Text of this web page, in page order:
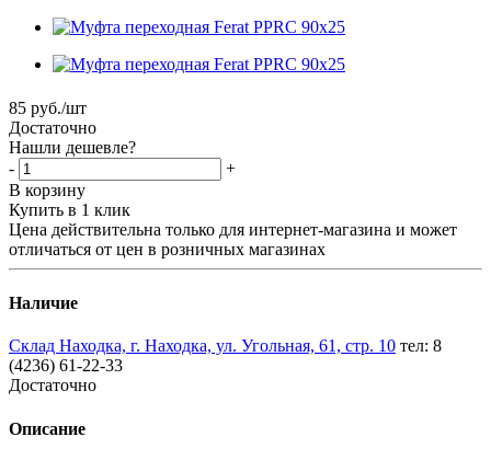
85 руб./шт
Достаточно
Нашли дешевле?
-
+
В корзину
Купить в 1 клик
Цена действительна только для интернет-магазина и может
отличаться от цен в розничных магазинах
Наличие
Склад Находка, г. Находка, ул. Угольная, 61, стр. 10 тел: 8
(4236) 61-22-33
Достаточно
Описание